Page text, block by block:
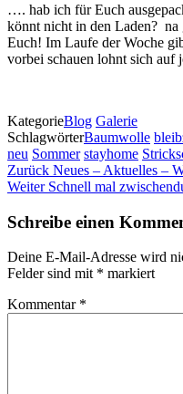
…. hab ich für Euch
könnt nicht in den Laden? na
Euch! Im Laufe der Woche
vorbei schauen lohnt sich auf
KategorieBlog Galerie
SchlagwörterBaumwolle
neu Sommer stayhome
Beitragsnavigation
Vorheriger
Beitrag
Zurück Neues – Aktuelles –
Nächster
Weiter Schnell mal
Schreibe einen
Deine E-Mail-Adresse wird
Felder sind mit * markiert
Kommentar *